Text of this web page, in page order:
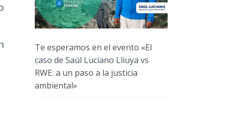
Te esperamos en el evento «El
caso de Saúl Luciano Lliuya vs
RWE: a un paso a la justicia
ambiental»